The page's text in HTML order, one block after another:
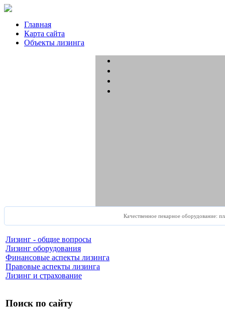
Главная
Карта сайта
Объекты лизинга
Качественное пекарное оборудование:
Лизинг - общие вопросы
Лизинг оборудования
Финансовые аспекты лизинга
Правовые аспекты лизинга
Лизинг и страхование
Поиск по сайту